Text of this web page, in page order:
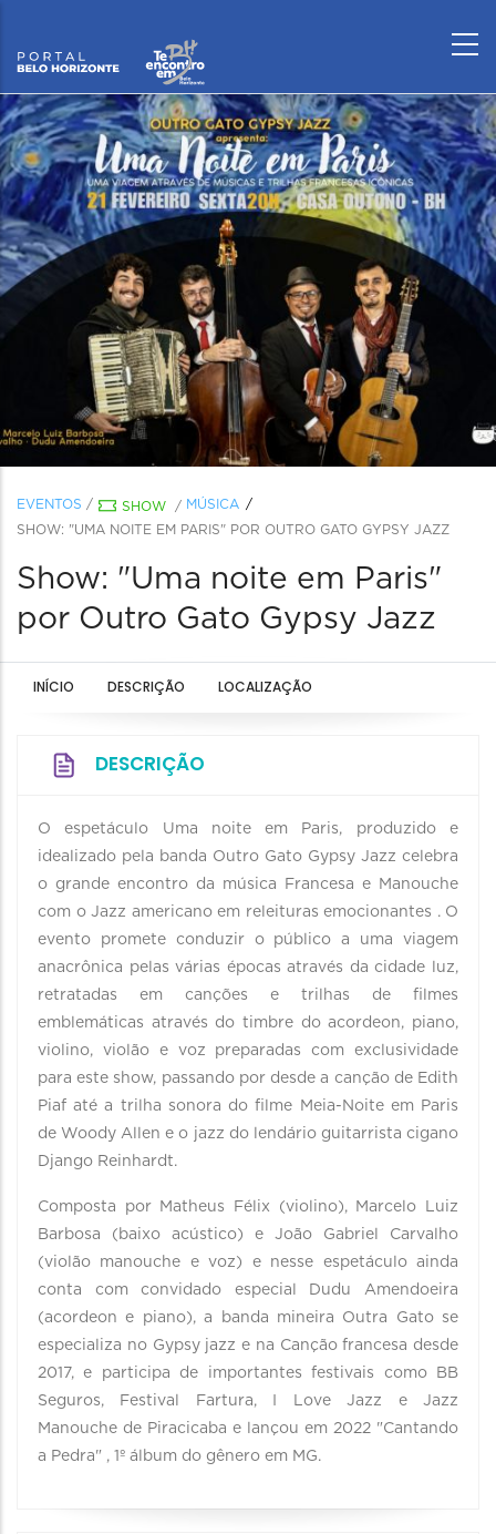
EVENTOS / SHOW / MÚSICA
SHOW: "UMA NOITE EM PARIS" POR OUTRO GATO GYPSY JAZZ
Show: "Uma noite em Paris"
por Outro Gato Gypsy Jazz
INÍCIO DESCRIÇÃO LOCALIZAÇÃO
DESCRIÇÃO
O espetáculo Uma noite em Paris, produzido e
idealizado pela banda Outro Gato Gypsy Jazz celebra
o grande encontro da música Francesa e Manouche
com o Jazz americano em releituras emocionantes . O
evento promete conduzir o público a uma viagem
anacrônica pelas várias épocas através da cidade luz,
retratadas em canções e trilhas de filmes
emblemáticas através do timbre do acordeon, piano,
violino, violão e voz preparadas com exclusividade
para este show, passando por desde a canção de Edith
Piaf até a trilha sonora do filme Meia-Noite em Paris
de Woody Allen e o jazz do lendário guitarrista cigano
Django Reinhardt.
Composta por Matheus Félix (violino), Marcelo Luiz
Barbosa (baixo acústico) e João Gabriel Carvalho
(violão manouche e voz) e nesse espetáculo ainda
conta com convidado especial Dudu Amendoeira
(acordeon e piano), a banda mineira Outra Gato se
especializa no Gypsy jazz e na Canção francesa desde
2017, e participa de importantes festivais como BB
Seguros, Festival Fartura, I Love Jazz e Jazz
Manouche de Piracicaba e lançou em 2022 "Cantando
a Pedra" , 1º álbum do gênero em MG.